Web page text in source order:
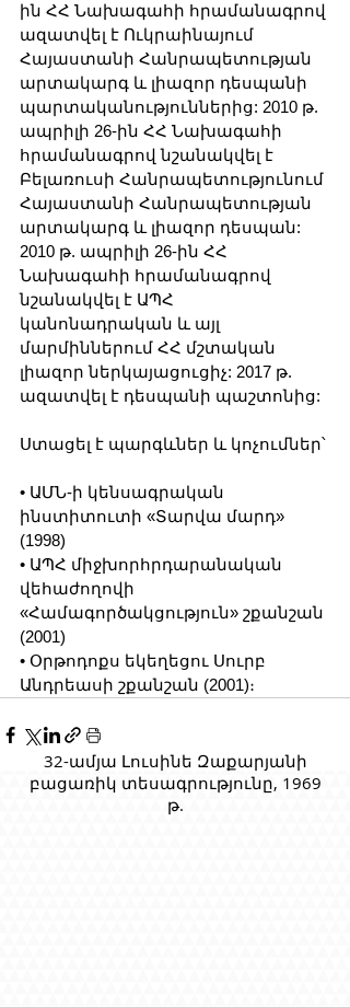
ին ՀՀ Նախագահի հրամանագրով
ազատվել է Ուկրաինայում
Հայաստանի Հանրապետության
արտակարգ և լիազոր դեսպանի
պարտականություններից: 2010 թ.
ապրիլի 26-ին ՀՀ Նախագահի
հրամանագրով նշանակվել է
Բելառուսի Հանրապետությունում
Հայաստանի Հանրապետության
արտակարգ և լիազոր դեսպան:
2010 թ. ապրիլի 26-ին ՀՀ
Նախագահի հրամանագրով
նշանակվել է ԱՊՀ
կանոնադրական և այլ
մարմիններում ՀՀ մշտական
լիազոր ներկայացուցիչ: 2017 թ.
ազատվել է դեսպանի պաշտոնից:
Ստացել է պարգևներ և կոչումներ՝
• ԱՄՆ-ի կենսագրական
ինստիտուտի «Տարվա մարդ»
(1998)
• ԱՊՀ միջխորհրդարանական
վեհաժողովի
«Համագործակցություն» շքանշան
(2001)
• Օրթոդոքս եկեղեցու Սուրբ
Անդրեասի շքանշան (2001)։
32-ամյա Լուսինե Զաքարյանի
բացառիկ տեսագրությունը, 1969
թ.